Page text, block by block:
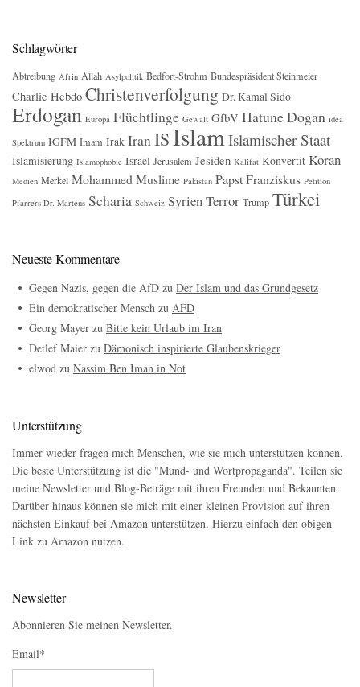
Schlagwörter
Abtreibung Afrin Allah Asylpolitik Bedfort-Strohm Bundespräsident Steinmeier
Charlie Hebdo Christenverfolgung Dr. Kamal Sido
Erdogan Europa Flüchtlinge Gewalt GfbV Hatune Dogan idea
Spektrum IGFM Imam Irak IranISIslamIslamischer Staat
Islamisierung Islamophobie Israel Jerusalem Jesiden Kalifat Konvertit Koran
Medien Merkel Mohammed Muslime Pakistan Papst Franziskus Petition
Pfarrers Dr. Martens Scharia Schweiz SyrienTerror Trump Türkei
Neueste Kommentare
Gegen Nazis, gegen die AfD zu Der Islam und das Grundgesetz
Ein demokratischer Mensch zu AFD
Georg Mayer zu Bitte kein Urlaub im Iran
Detlef Maier zu Dämonisch inspirierte Glaubenskrieger
elwod zu Nassim Ben Iman in Not
Unterstützung
Immer wieder fragen mich Menschen, wie sie mich unterstützen können.
Die beste Unterstützung ist die "Mund- und Wortpropaganda". Teilen sie
meine Newsletter und Blog-Beträge mit ihren Freunden und Bekannten.
Darüber hinaus können sie mich mit einer kleinen Provision auf ihren
nächsten Einkauf bei Amazon unterstützen. Hierzu einfach den obigen
Link zu Amazon nutzen.
Newsletter
Abonnieren Sie meinen Newsletter.
Email*